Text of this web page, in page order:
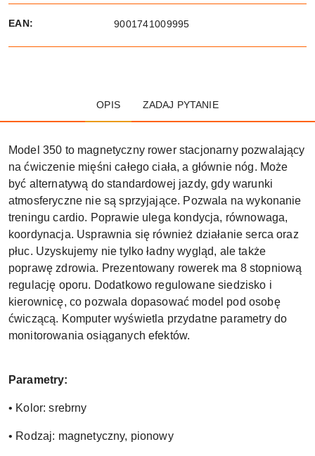
EAN: 9001741009995
OPIS ZADAJ PYTANIE
Model 350 to magnetyczny rower stacjonarny pozwalający
na ćwiczenie mięśni całego ciała, a głównie nóg. Może
być alternatywą do standardowej jazdy, gdy warunki
atmosferyczne nie są sprzyjające. Pozwala na wykonanie
treningu cardio. Poprawie ulega kondycja, równowaga,
koordynacja. Usprawnia się również działanie serca oraz
płuc. Uzyskujemy nie tylko ładny wygląd, ale także
poprawę zdrowia. Prezentowany rowerek ma 8 stopniową
regulację oporu. Dodatkowo regulowane siedzisko i
kierownicę, co pozwala dopasować model pod osobę
ćwiczącą. Komputer wyświetla przydatne parametry do
monitorowania osiąganych efektów.
Parametry:
• Kolor: srebrny
• Rodzaj: magnetyczny, pionowy